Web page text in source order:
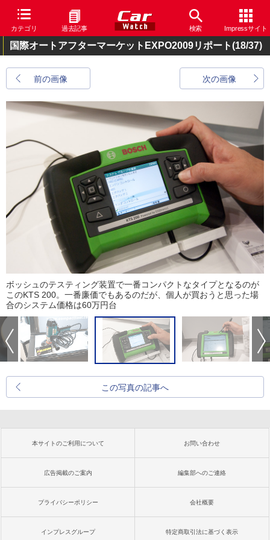
カテゴリ 過去記事 検索 Impressサイト
国際オートアフターマーケットEXPO2009リポート(18/37)
前の画像 次の画像
ボッシュのテスティング装置で一番コンパクトなタイプとなるのが
このKTS 200。一番廉価でもあるのだが、個人が買おうと思った場
合のシステム価格は60万円台
この写真の記事へ
本サイトのご利用について お問い合わせ
広告掲載のご案内 編集部へのご連絡
プライバシーポリシー 会社概要
インプレスグループ 特定商取引法に基づく表示